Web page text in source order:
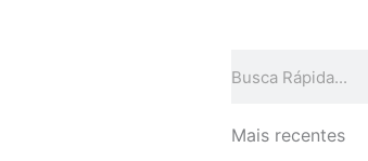
Mais recentes